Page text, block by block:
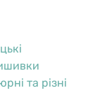
та різні